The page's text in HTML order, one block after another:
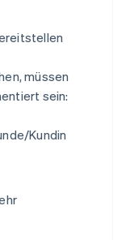
müssen
sein:
Kundin